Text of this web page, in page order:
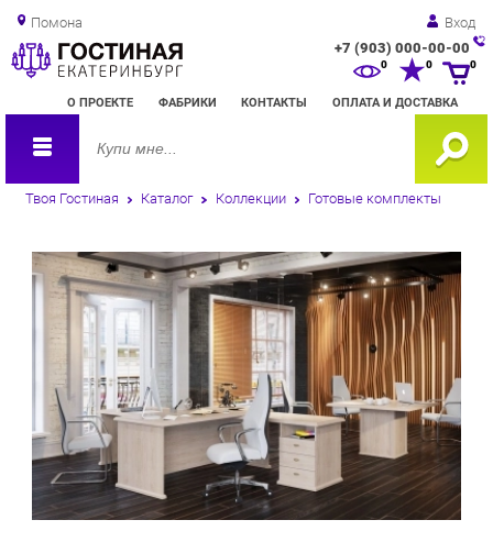
Помона Вход
+7 (903) 000-00-00
О ПРОЕКТЕ ФАБРИКИ КОНТАКТЫ ОПЛАТА И ДОСТАВКА
0 0
Твоя Гостиная Каталог Коллекции Готовые комплекты